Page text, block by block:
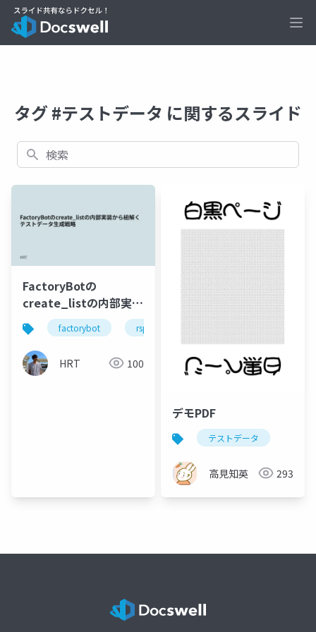
タグ #テストデータ に関するスライド
検索
FactoryBotの
create_listの内部実装
から紐解くテストデー
タ生成戦略
factorybot rspec ruby on rails
HRT 100
デモPDF
テストデータ
高見知英 293